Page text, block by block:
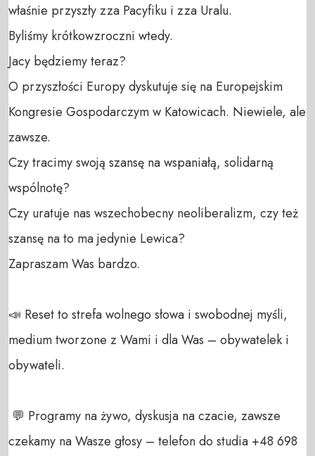
właśnie przyszły zza Pacyfiku i zza Uralu.
Byliśmy krótkowzroczni wtedy.
Jacy będziemy teraz?
O przyszłości Europy dyskutuje się na Europejskim
Kongresie Gospodarczym w Katowicach. Niewiele, ale
zawsze.
Czy tracimy swoją szansę na wspaniałą, solidarną
wspólnotę?
Czy uratuje nas wszechobecny neoliberalizm, czy też
szansę na to ma jedynie Lewica?
Zapraszam Was bardzo.
📣 Reset to strefa wolnego słowa i swobodnej myśli,
medium tworzone z Wami i dla Was – obywatelek i
obywateli.
czekamy na Wasze głosy – telefon do studia +48 698